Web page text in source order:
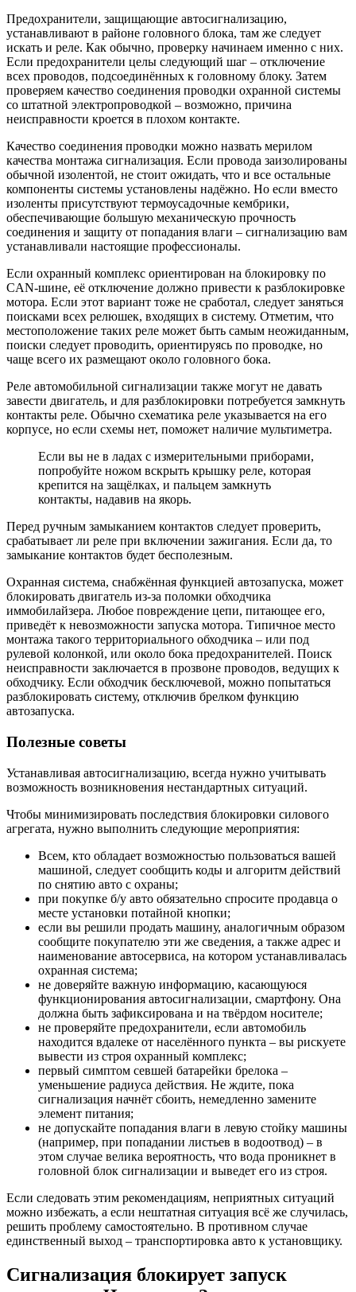
Предохранители, защищающие автосигнализацию,
устанавливают в районе головного блока, там же следует
искать и реле. Как обычно, проверку начинаем именно с них.
Если предохранители целы следующий шаг – отключение
всех проводов, подсоединённых к головному блоку. Затем
проверяем качество соединения проводки охранной системы
со штатной электропроводкой – возможно, причина
неисправности кроется в плохом контакте.
Качество соединения проводки можно назвать мерилом
качества монтажа сигнализация. Если провода заизолированы
обычной изолентой, не стоит ожидать, что и все остальные
компоненты системы установлены надёжно. Но если вместо
изоленты присутствуют термоусадочные кембрики,
обеспечивающие большую механическую прочность
соединения и защиту от попадания влаги – сигнализацию вам
устанавливали настоящие профессионалы.
Если охранный комплекс ориентирован на блокировку по
CAN-шине, её отключение должно привести к разблокировке
мотора. Если этот вариант тоже не сработал, следует заняться
поисками всех релюшек, входящих в систему. Отметим, что
местоположение таких реле может быть самым неожиданным,
поиски следует проводить, ориентируясь по проводке, но
чаще всего их размещают около головного бока.
Реле автомобильной сигнализации также могут не давать
завести двигатель, и для разблокировки потребуется замкнуть
контакты реле. Обычно схематика реле указывается на его
корпусе, но если схемы нет, поможет наличие мультиметра.
Если вы не в ладах с измерительными приборами,
попробуйте ножом вскрыть крышку реле, которая
крепится на защёлках, и пальцем замкнуть
контакты, надавив на якорь.
Перед ручным замыканием контактов следует проверить,
срабатывает ли реле при включении зажигания. Если да, то
замыкание контактов будет бесполезным.
Охранная система, снабжённая функцией автозапуска, может
блокировать двигатель из-за поломки обходчика
иммобилайзера. Любое повреждение цепи, питающее его,
приведёт к невозможности запуска мотора. Типичное место
монтажа такого территориального обходчика – или под
рулевой колонкой, или около бока предохранителей. Поиск
неисправности заключается в прозвоне проводов, ведущих к
обходчику. Если обходчик бесключевой, можно попытаться
разблокировать систему, отключив брелком функцию
автозапуска.
Полезные советы
Устанавливая автосигнализацию, всегда нужно учитывать
возможность возникновения нестандартных ситуаций.
Чтобы минимизировать последствия блокировки силового
агрегата, нужно выполнить следующие мероприятия:
Всем, кто обладает возможностью пользоваться вашей
машиной, следует сообщить коды и алгоритм действий
по снятию авто с охраны;
при покупке б/у авто обязательно спросите продавца о
месте установки потайной кнопки;
если вы решили продать машину, аналогичным образом
сообщите покупателю эти же сведения, а также адрес и
наименование автосервиса, на котором устанавливалась
охранная система;
не доверяйте важную информацию, касающуюся
функционирования автосигнализации, смартфону. Она
должна быть зафиксирована и на твёрдом носителе;
не проверяйте предохранители, если автомобиль
находится вдалеке от населённого пункта – вы рискуете
вывести из строя охранный комплекс;
первый симптом севшей батарейки брелока –
уменьшение радиуса действия. Не ждите, пока
сигнализация начнёт сбоить, немедленно замените
элемент питания;
не допускайте попадания влаги в левую стойку машины
(например, при попадании листьев в водоотвод) – в
этом случае велика вероятность, что вода проникнет в
головной блок сигнализации и выведет его из строя.
Если следовать этим рекомендациям, неприятных ситуаций
можно избежать, а если нештатная ситуация всё же случилась,
решить проблему самостоятельно. В противном случае
единственный выход – транспортировка авто к установщику.
Сигнализация блокирует запуск